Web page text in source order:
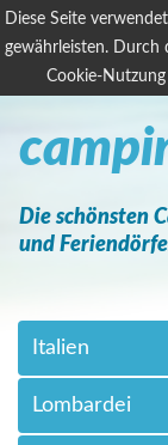
Diese Seite
gewährleisten. Durch
Cookie-Nutzung
Die schönsten
und
Italien
Lombardei